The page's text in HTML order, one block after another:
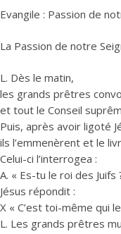
Evangile : Passion de
La Passion de notre
L. Dès le matin,
les grands prêtres
et tout le Conseil
Puis, après avoir ligoté
ils l’emmenèrent et le
Celui-ci l’interrogea :
A. « Es-tu le roi des Juifs
Jésus répondit :
X « C’est toi-même qui
L. Les grands prêtres